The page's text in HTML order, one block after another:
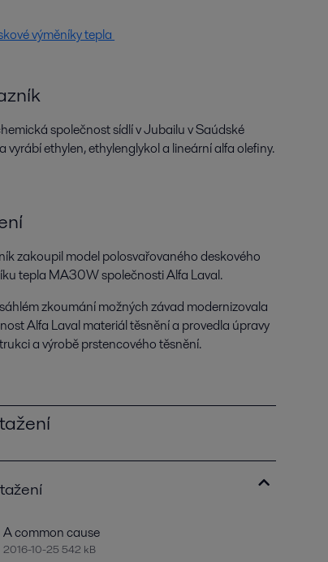
výměníky tepla
společnost sídlí v Jubailu v Saúdské
vyrábí ethylen, ethylenglykol a lineární alfa olefiny.
zakoupil model polosvařovaného deskového
tepla MA30W společnosti Alfa Laval.
zkoumání možných závad modernizovala
Alfa Laval materiál těsnění a provedla úpravy
a výrobě prstencového těsnění.
A common cause
2016-10-25 542 kB